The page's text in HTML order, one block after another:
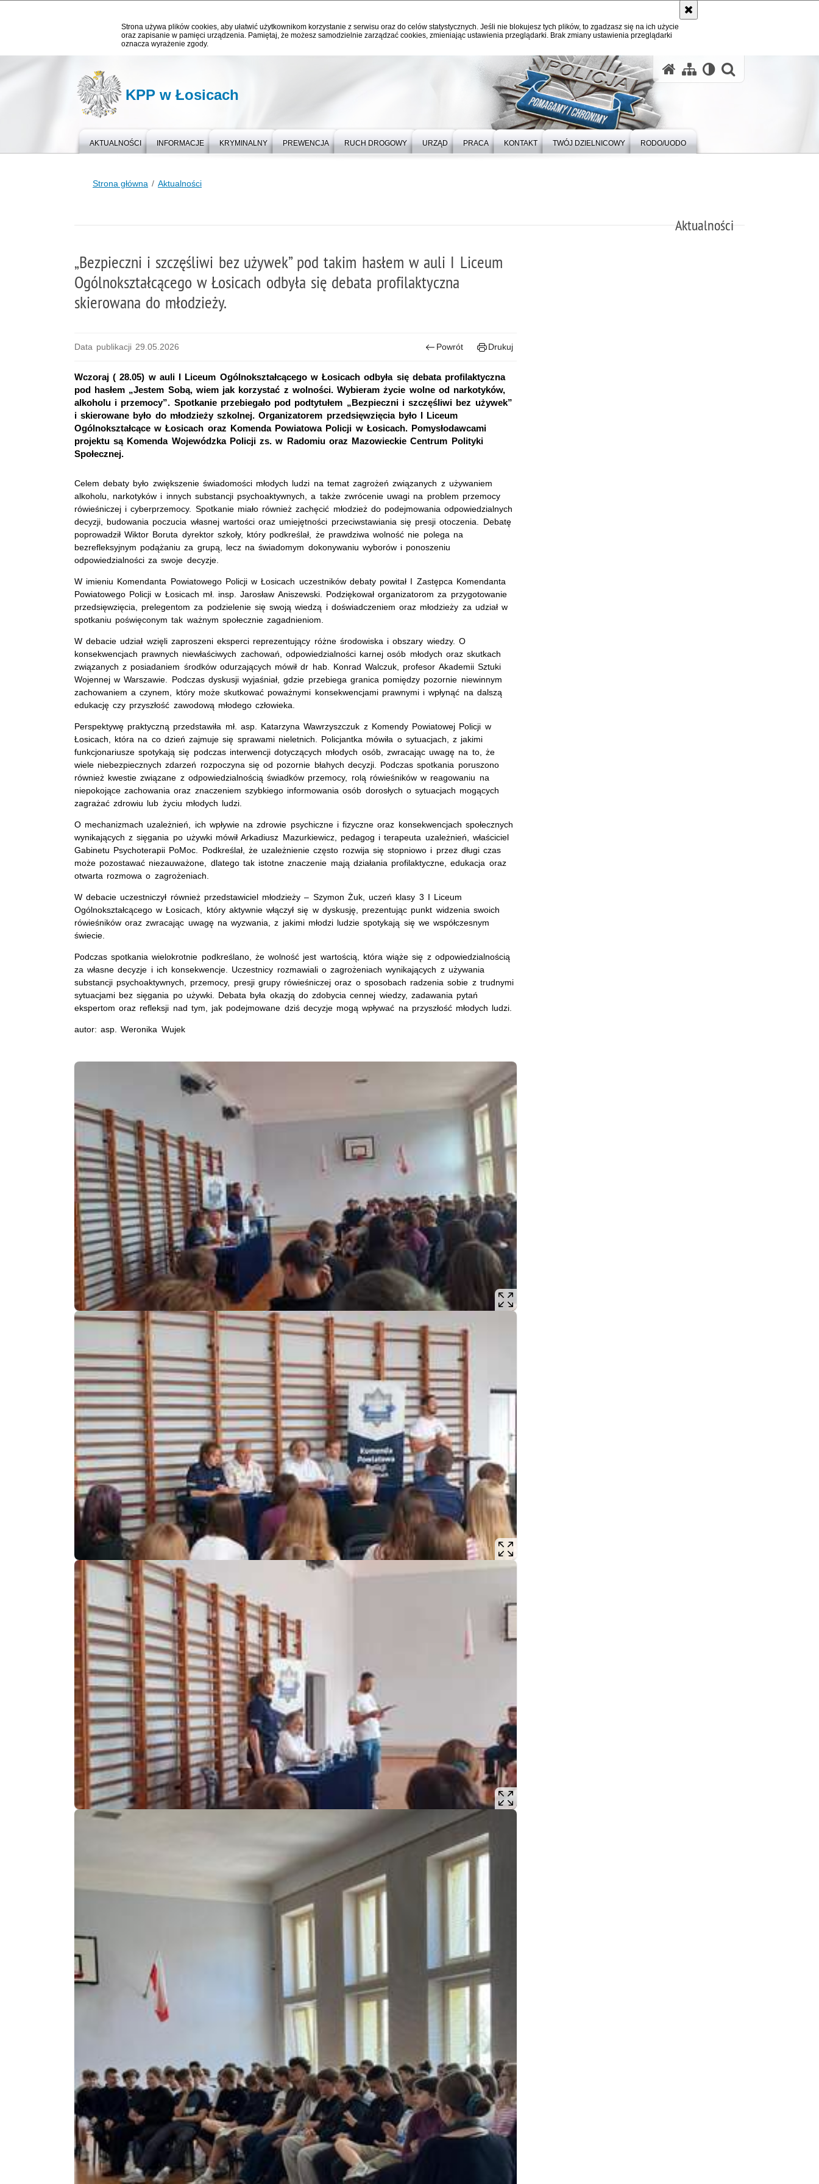
Strona używa plików cookies, aby ułatwić użytkownikom korzystanie z serwisu oraz do celów statystycznych. Jeśli nie blokujesz tych plików, to zgadzasz się na ich użycie
oraz zapisanie w pamięci urządzenia. Pamiętaj, że możesz samodzielnie zarządzać cookies, zmieniając ustawienia przeglądarki. Brak zmiany ustawienia przeglądarki
oznacza wyrażenie zgody.
KPP w Łosicach
AKTUALNOŚCI INFORMACJE KRYMINALNY PREWENCJA RUCH DROGOWY URZĄD PRACA KONTAKT TWÓJ DZIELNICOWY RODO/UODO
Strona główna Aktualności
Aktualności
„Bezpieczni i szczęśliwi bez używek” pod takim hasłem w auli I Liceum
Ogólnokształcącego w Łosicach odbyła się debata profilaktyczna
skierowana do młodzieży.
Data publikacji 29.05.2026 Powrót Drukuj
Wczoraj ( 28.05) w auli I Liceum Ogólnokształcącego w Łosicach odbyła się debata profilaktyczna
pod hasłem „Jestem Sobą, wiem jak korzystać z wolności. Wybieram życie wolne od narkotyków,
alkoholu i przemocy”. Spotkanie przebiegało pod podtytułem „Bezpieczni i szczęśliwi bez używek”
i skierowane było do młodzieży szkolnej. Organizatorem przedsięwzięcia było I Liceum
Ogólnokształcące w Łosicach oraz Komenda Powiatowa Policji w Łosicach. Pomysłodawcami
projektu są Komenda Wojewódzka Policji zs. w Radomiu oraz Mazowieckie Centrum Polityki
Społecznej.
Celem debaty było zwiększenie świadomości młodych ludzi na temat zagrożeń związanych z używaniem
alkoholu, narkotyków i innych substancji psychoaktywnych, a także zwrócenie uwagi na problem przemocy
rówieśniczej i cyberprzemocy. Spotkanie miało również zachęcić młodzież do podejmowania odpowiedzialnych
decyzji, budowania poczucia własnej wartości oraz umiejętności przeciwstawiania się presji otoczenia. Debatę
poprowadził Wiktor Boruta dyrektor szkoły, który podkreślał, że prawdziwa wolność nie polega na
bezrefleksyjnym podążaniu za grupą, lecz na świadomym dokonywaniu wyborów i ponoszeniu
odpowiedzialności za swoje decyzje.
W imieniu Komendanta Powiatowego Policji w Łosicach uczestników debaty powitał I Zastępca Komendanta
Powiatowego Policji w Łosicach mł. insp. Jarosław Aniszewski. Podziękował organizatorom za przygotowanie
przedsięwzięcia, prelegentom za podzielenie się swoją wiedzą i doświadczeniem oraz młodzieży za udział w
spotkaniu poświęconym tak ważnym społecznie zagadnieniom.
W debacie udział wzięli zaproszeni eksperci reprezentujący różne środowiska i obszary wiedzy. O
konsekwencjach prawnych niewłaściwych zachowań, odpowiedzialności karnej osób młodych oraz skutkach
związanych z posiadaniem środków odurzających mówił dr hab. Konrad Walczuk, profesor Akademii Sztuki
Wojennej w Warszawie. Podczas dyskusji wyjaśniał, gdzie przebiega granica pomiędzy pozornie niewinnym
zachowaniem a czynem, który może skutkować poważnymi konsekwencjami prawnymi i wpłynąć na dalszą
edukację czy przyszłość zawodową młodego człowieka.
Perspektywę praktyczną przedstawiła mł. asp. Katarzyna Wawrzyszczuk z Komendy Powiatowej Policji w
Łosicach, która na co dzień zajmuje się sprawami nieletnich. Policjantka mówiła o sytuacjach, z jakimi
funkcjonariusze spotykają się podczas interwencji dotyczących młodych osób, zwracając uwagę na to, że
wiele niebezpiecznych zdarzeń rozpoczyna się od pozornie błahych decyzji. Podczas spotkania poruszono
również kwestie związane z odpowiedzialnością świadków przemocy, rolą rówieśników w reagowaniu na
niepokojące zachowania oraz znaczeniem szybkiego informowania osób dorosłych o sytuacjach mogących
zagrażać zdrowiu lub życiu młodych ludzi.
O mechanizmach uzależnień, ich wpływie na zdrowie psychiczne i fizyczne oraz konsekwencjach społecznych
wynikających z sięgania po używki mówił Arkadiusz Mazurkiewicz, pedagog i terapeuta uzależnień, właściciel
Gabinetu Psychoterapii PoMoc. Podkreślał, że uzależnienie często rozwija się stopniowo i przez długi czas
może pozostawać niezauważone, dlatego tak istotne znaczenie mają działania profilaktyczne, edukacja oraz
otwarta rozmowa o zagrożeniach.
W debacie uczestniczył również przedstawiciel młodzieży – Szymon Żuk, uczeń klasy 3 I Liceum
Ogólnokształcącego w Łosicach, który aktywnie włączył się w dyskusję, prezentując punkt widzenia swoich
rówieśników oraz zwracając uwagę na wyzwania, z jakimi młodzi ludzie spotykają się we współczesnym
świecie.
Podczas spotkania wielokrotnie podkreślano, że wolność jest wartością, która wiąże się z odpowiedzialnością
za własne decyzje i ich konsekwencje. Uczestnicy rozmawiali o zagrożeniach wynikających z używania
substancji psychoaktywnych, przemocy, presji grupy rówieśniczej oraz o sposobach radzenia sobie z trudnymi
sytuacjami bez sięgania po używki. Debata była okazją do zdobycia cennej wiedzy, zadawania pytań
ekspertom oraz refleksji nad tym, jak podejmowane dziś decyzje mogą wpływać na przyszłość młodych ludzi.
autor: asp. Weronika Wujek